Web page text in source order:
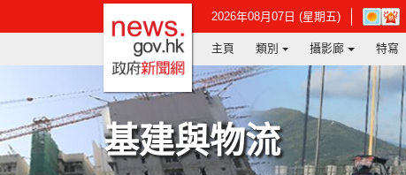
2026年08月07日 (星期五)
在
新
窗
開
啟
連
結
-
香
政府新聞網主頁
主頁 類別 攝影廊 特寫
基建與物流